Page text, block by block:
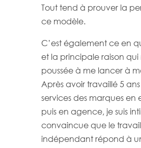
Tout tend à prouver la
ce modèle.
C’est également ce en
et la principale raison qui
poussée à me lancer à
Après avoir travaillé 5
services des marques en
puis en agence, je suis
convaincue que le travail
indépendant répond à